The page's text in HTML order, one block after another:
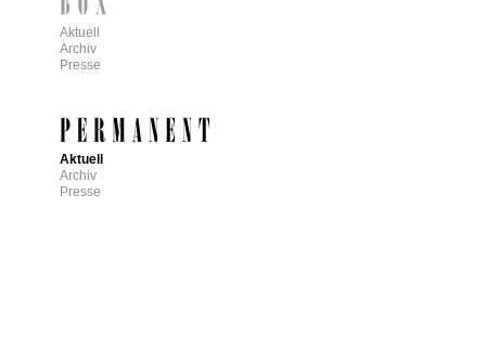
Aktuell
Archiv
Presse
Aktuell
Archiv
Presse